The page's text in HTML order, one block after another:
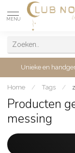
MENU
Unieke en
Home / Tags /
Producten
messing